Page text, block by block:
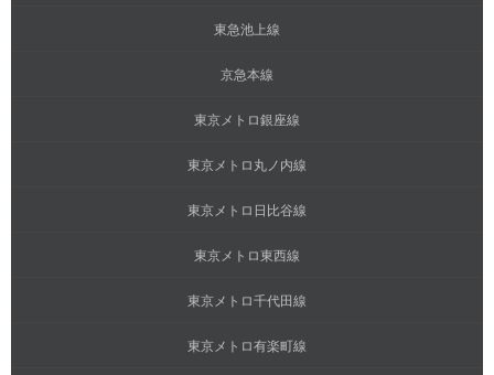
東急池上線
京急本線
東京メトロ銀座線
東京メトロ丸ノ内線
東京メトロ日比谷線
東京メトロ東西線
東京メトロ千代田線
東京メトロ有楽町線